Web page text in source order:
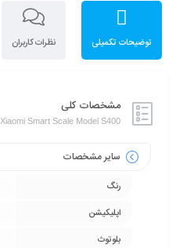
توضیحات تکمیلی نظرات کاربران
مشخصات کلی
Xiaomi Smart Scale Model S400
سایر مشخصات
رنگ
اپلیکیشن
بلوتوث